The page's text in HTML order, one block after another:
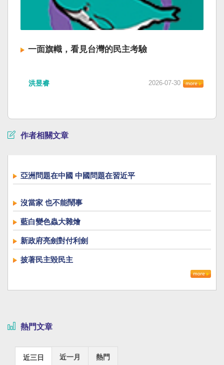
一面旗幟，看見台灣的民主考驗
洪昱睿 2026-07-30
作者相關文章
亞洲問題在中國 中國問題在習近平
沒當家 也不能鬧事
藍白變色蟲大雜燴
新政府亮劍對付利劍
披著民主毀民主
熱門文章
近三日 近一月 熱門